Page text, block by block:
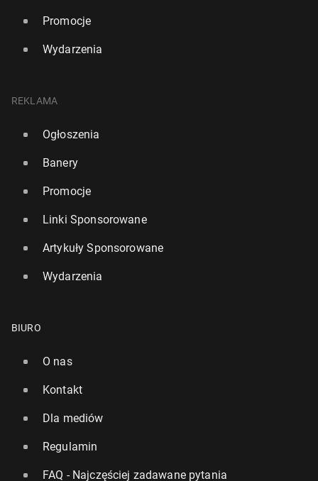
Promocje
Wydarzenia
REKLAMA
Ogłoszenia
Banery
Promocje
Linki Sponsorowane
Artykuły Sponsorowane
Wydarzenia
BIURO
O nas
Kontakt
Dla mediów
Regulamin
FAQ - Najczęściej zadawane pytania